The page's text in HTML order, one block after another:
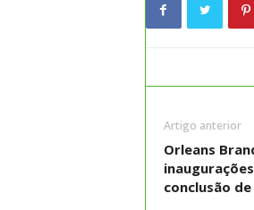
Artigo anterior
Orleans
conclusão